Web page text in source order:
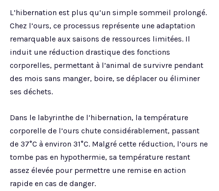
L’hibernation est plus qu’un simple sommeil prolongé.
Chez l’ours, ce processus représente une adaptation
remarquable aux saisons de ressources limitées. Il
induit une réduction drastique des fonctions
corporelles, permettant à l’animal de survivre pendant
des mois sans manger, boire, se déplacer ou éliminer
ses déchets.
Dans le labyrinthe de l’hibernation, la température
corporelle de l’ours chute considérablement, passant
de 37°C à environ 31°C. Malgré cette réduction, l’ours ne
tombe pas en hypothermie, sa température restant
assez élevée pour permettre une remise en action
rapide en cas de danger.